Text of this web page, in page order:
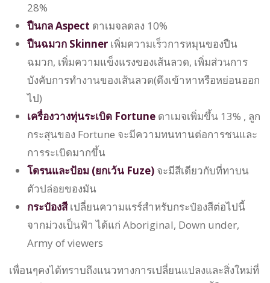
28%
ปืนกล Aspect ดาเมจลดลง 10%
ปืนฉมวก Skinner เพิ่มความเร็วการหมุนของปืน
ฉมวก, เพิ่มความแข็งแรงของเส้นลวด, เพิ่มส่วนการ
บังคับการทำงานของเส้นลวด(ดึงเข้าหาหรือหย่อนออก
ไป)
เครื่องวางทุ่นระเบิด Fortune ดาเมจเพิ่มขึ้น 13% , ลูก
กระสุนของ Fortune จะมีความทนทานต่อการชนและ
การระเบิดมากขึ้น
โดรนและป้อม (ยกเว้น Fuze) จะมีสีเดียวกับที่ทาบน
ตัวปล่อยของมัน
กระป๋องสีเปลี่ยนความแรร์สำหรับกระป๋องสีต่อไปนี้
จากม่วงเป็นฟ้า ได้แก่ Aboriginal, Down under,
Army of viewers
เพื่อนๆคงได้ทราบถึงแนวทางการเปลี่ยนแปลงและสิ่งใหม่ที่